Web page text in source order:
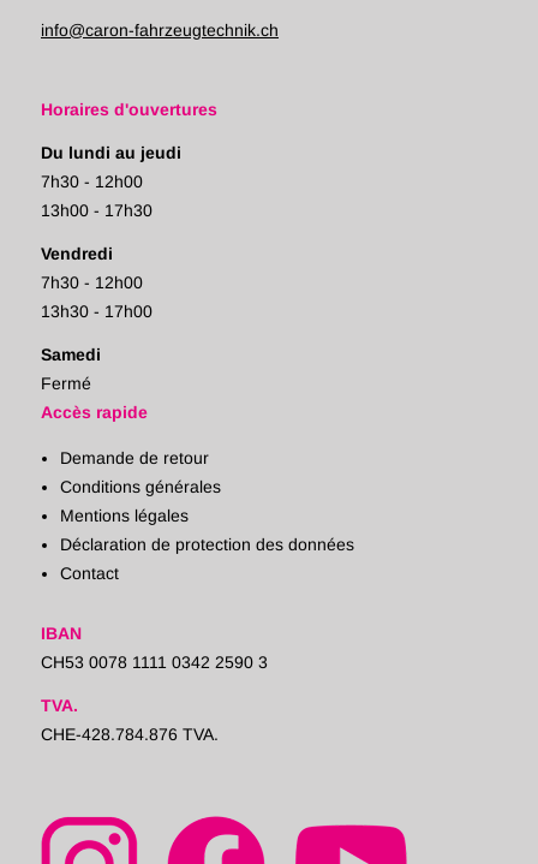
info@caron-fahrzeugtechnik.ch
Horaires d'ouvertures
Du lundi au jeudi
7h30 - 12h00
13h00 - 17h30
Vendredi
7h30 - 12h00
13h30 - 17h00
Samedi
Fermé
Accès rapide
Demande de retour
Conditions générales
Mentions légales
Déclaration de protection des données
Contact
IBAN
CH53 0078 1111 0342 2590 3
TVA.
CHE-428.784.876 TVA.